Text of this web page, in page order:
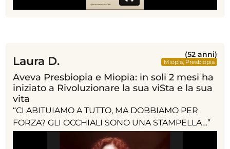
Laura D. (52 anni)
Miopia Presbiopia
Aveva Presbiopia e Miopia: in soli 2 mesi ha
iniziato a Rivoluzionare la sua viSta e la sua
vita
“CI ABITUIAMO A TUTTO, MA DOBBIAMO PER
FORZA? GLI OCCHIALI SONO UNA STAMPELLA…”